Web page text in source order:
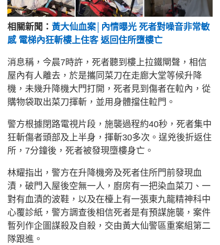
相關新聞： 黃大仙血案│內情曝光 死者對噪音非常敏
感 電梯內狂斬樓上住客 返回住所墮樓亡
消息稱，今晨7時許，死者聽到樓上拉鐵閘聲，相信
屋內有人離去，於是攜同菜刀在走廊大堂等候升降
機，未幾升降機大門打開，死者見到傷者在𨋢內，從
購物袋取出菜刀揮斬，並用身體擋住𨋢門。
警方根據閉路電視片段，施襲過程約40秒，死者集中
狂斬傷者頭部及上半身，揮斬30多次。逞兇後折返住
所，7分鐘後，死者被發現墮樓身亡。
林耀指出，警方在升降機旁及死者住所門前發現血
漬，破門入屋後空無一人，廚房有一把染血菜刀、一
對有血漬的波鞋，以及在檯上有一張東九龍精神科中
心覆診紙，警方調查後相信死者是有預謀施襲，案件
暫列作企圖謀殺及自殺，交由黃大仙警區重案組第二
隊跟進。